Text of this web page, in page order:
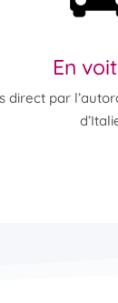
En
direct par